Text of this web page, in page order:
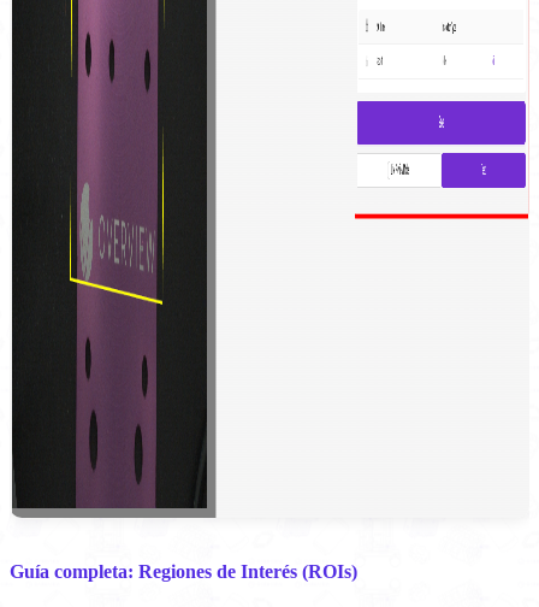
Guía completa: Regiones de Interés (ROIs)